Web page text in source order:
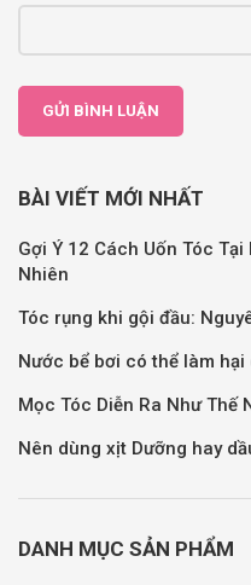
BÀI VIẾT MỚI NHẤT
Gợi Ý 12 Cách Uốn Tóc
Nhiên
Tóc rụng khi gội đầu:
Nước bể bơi có thể làm
Mọc Tóc Diễn Ra Như Thế
Nên dùng xịt Dưỡng hay
DANH MỤC SẢN PHẨM